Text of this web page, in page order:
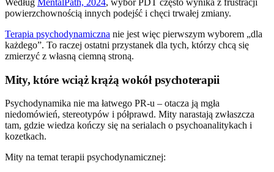
powierzchownością innych podejść i chęci trwałej zmiany.
Terapia psychodynamiczna nie jest więc pierwszym wyborem „dla
każdego”. To raczej ostatni przystanek dla tych, którzy chcą się
zmierzyć z własną ciemną stroną.
Mity, które wciąż krążą wokół psychoterapii
Psychodynamika nie ma łatwego PR-u – otacza ją mgła
niedomówień, stereotypów i półprawd. Mity narastają zwłaszcza
tam, gdzie wiedza kończy się na serialach o psychoanalitykach i
kozetkach.
Mity na temat terapii psychodynamicznej: